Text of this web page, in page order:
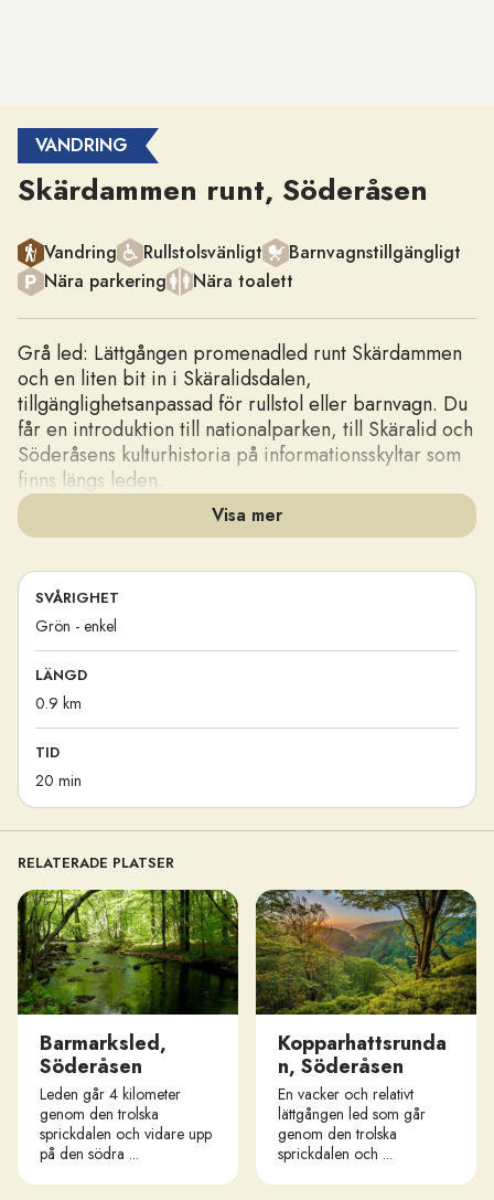
VANDRING
Skärdammen runt, Söderåsen
Kategori
Vandring Rullstolsvänligt
Barnvagnstillgängligt
Nära parkering
Nära toalett
Grå led: Lättgången promenadled runt Skärdammen
och en liten bit in i Skäralidsdalen,
tillgänglighetsanpassad för rullstol eller barnvagn. Du
får en introduktion till nationalparken, till Skäralid och
Söderåsens kulturhistoria på informationsskyltar som
finns längs leden.
Visa mer
SVÅRIGHET
Grön - enkel
LÄNGD
0.9 km
TID
20 min
RELATERADE PLATSER
Barmarksled,
Söderåsen
Leden går 4 kilometer
genom den trolska
sprickdalen och vidare upp
på den södra ...
Kopparhattsrunda
n, Söderåsen
En vacker och relativt
lättgången led som går
genom den trolska
sprickdalen och ...